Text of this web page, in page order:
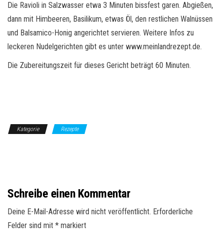
Die Ravioli in Salzwasser etwa 3 Minuten bissfest garen. Abgießen,
dann mit Himbeeren, Basilikum, etwas Öl, den restlichen Walnüssen
und Balsamico-Honig angerichtet servieren. Weitere Infos zu
leckeren Nudelgerichten gibt es unter www.meinlandrezept.de.
Die Zubereitungszeit für dieses Gericht beträgt 60 Minuten.
Kategorie Rezepte
Schreibe einen Kommentar
Deine E-Mail-Adresse wird nicht veröffentlicht. Erforderliche
Felder sind mit * markiert